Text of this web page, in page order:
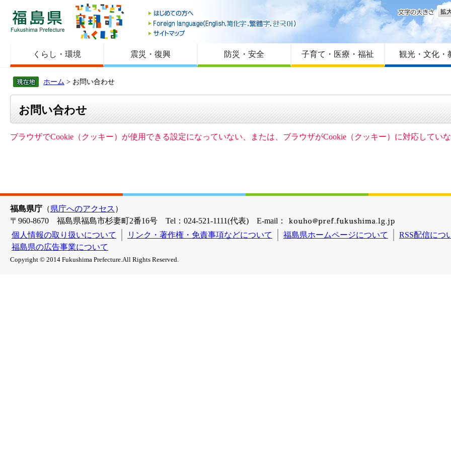
福島県
はじめての方へ
Foreign language
サイトマップ
文字
くらし・環境 震災・復興 防災・安全 子育て・医療・福祉 観光・文化・
ホーム > お問い合わせ
お問い合わせ
ブラウザでCookie（クッキー）が使用できる設定になっていない、または、ブラウザがCookie（クッキー）に対応してい
福島県庁 （県庁へのアクセス ）
〒960-8670 福島県福島市杉妻町2番16号 Tel：024-521-1111(代表) E-mail：
個人情報の取り扱いについて
リンク・著作権・免責事項などについて 福島県ホームページについて
RSS配信につ
福島県の広告事業について
Copyright © 2014 Fukushima Prefecture.All Rights Reserved.